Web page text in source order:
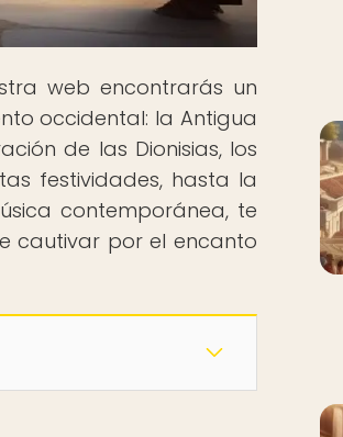
web encontrarás un
occidental: la Antigua
de las Dionisias, los
festividades, hasta la
contemporánea, te
cautivar por el encanto